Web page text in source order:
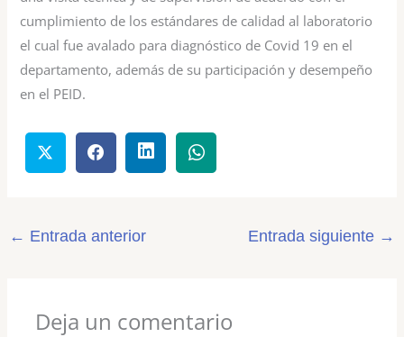
cumplimiento de los estándares de calidad al laboratorio
el cual fue avalado para diagnóstico de Covid 19 en el
departamento, además de su participación y desempeño
en el PEID.
← Entrada anterior Entrada siguiente →
Deja un comentario